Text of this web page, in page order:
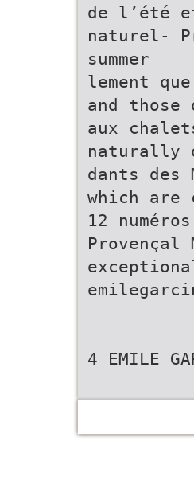
de l’été
naturel-
summer
lement
and those
aux
naturally
dants des
which
12
4 EMILE